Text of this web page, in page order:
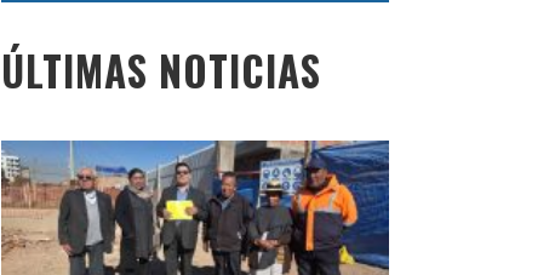
Transportistas de
carga que trasladen
pasajeros serán
sancionados
ÚLTIMAS NOTICIAS